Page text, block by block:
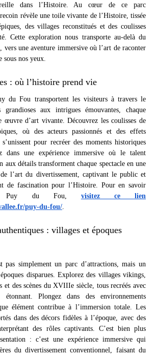
dans l’Histoire. Au cœur de ce parc
révèle une toile vivante de l’Histoire, tissée
des villages reconstitués et des coulisses
Cette exploration nous transporte au-delà du
vers une aventure immersive où l’art de raconter
sous nos yeux.
: où l’histoire prend vie
du Fou transportent les visiteurs à travers le
grandioses aux intrigues émouvantes, chaque
œuvre d’art vivante. Découvrez les coulisses de
où des acteurs passionnés et des effets
s’unissent pour recréer des moments historiques
dans une expérience immersive où le talent
aux détails transforment chaque spectacle en une
l’art du divertissement, captivant le public et
de fascination pour l’Histoire. Pour en savoir
Puy du Fou, visitez ce lien
puy-du-fou/
: villages et époques
pas simplement un parc d’attractions, mais un
disparues. Explorez des villages vikings,
et des scènes du XVIIIe siècle, tous recréés avec
Plongez dans des environnements
élément contribue à l’immersion totale. Les
dans des décors fidèles à l’époque, avec des
des rôles captivants. C’est bien plus
: c’est une expérience immersive qui
du divertissement conventionnel, faisant du